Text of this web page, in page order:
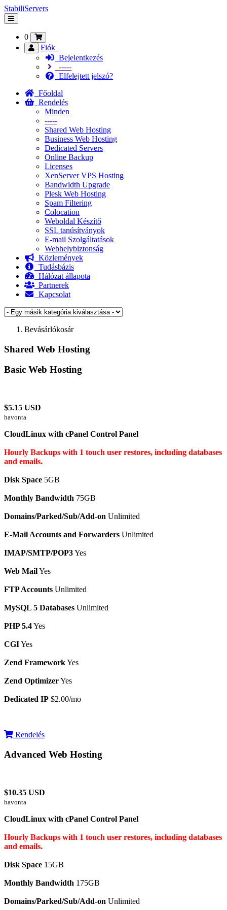
StabiliServers
Váltás
a
navigációra
0
Fiók
Bejelentkezés
-----
Elfelejtett jelszó?
Főoldal
Rendelés
Minden
-----
Shared Web Hosting
Business Web Hosting
Dedicated Servers
Online Backup
Licenses
XenServer VPS Hosting
Bandwidth Upgrade
Plesk Web Hosting
Spam Filtering
Colocation
Weboldal Készítő
SSL tanúsítványok
E-mail Szolgáltatások
Webhelybiztonság
Közlemények
Tudásbázis
Hálózat állapota
Partnerek
Kapcsolat
Bevásárlókosár
Shared Web Hosting
Basic Web Hosting
$5.15 USD
havonta
CloudLinux with cPanel Control Panel
Hourly Backups with 1 touch user restores, including databases
and emails.
Disk Space 5GB
Monthly Bandwidth 75GB
Domains/Parked/Sub/Add-on Unlimited
E-Mail Accounts and Forwarders Unlimited
IMAP/SMTP/POP3Yes
Web MailYes
FTP Accounts Unlimited
MySQL 5 Databases Unlimited
PHP 5.4Yes
CGIYes
Zend FrameworkYes
Zend OptimizerYes
Dedicated IP $2.00/mo
Rendelés
Advanced Web Hosting
$10.35 USD
havonta
CloudLinux with cPanel Control Panel
Hourly Backups with 1 touch user restores, including databases
and emails.
Disk Space 15GB
Monthly Bandwidth 175GB
Domains/Parked/Sub/Add-on Unlimited